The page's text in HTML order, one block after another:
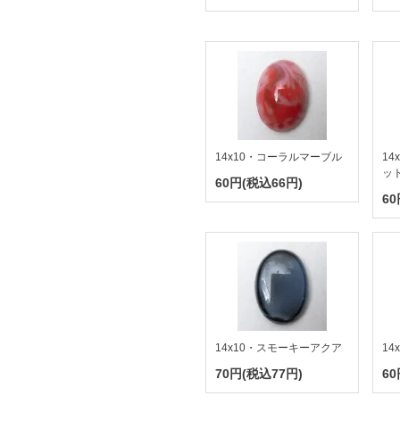
14x10・コーラルマーブル
60円(税込66円)
ッ
60
14x10・スモーキーアクア
70円(税込77円) 60